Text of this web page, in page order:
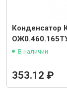
Конденсатор
В наличии
353.12 ₽